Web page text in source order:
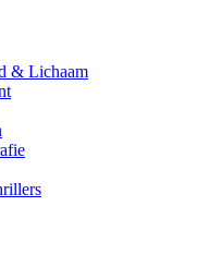
& Lichaam